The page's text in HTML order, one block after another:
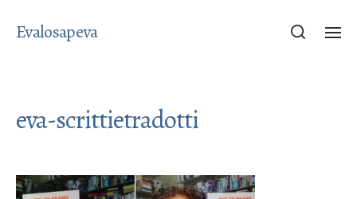
Evalosapeva
eva-scrittietradotti